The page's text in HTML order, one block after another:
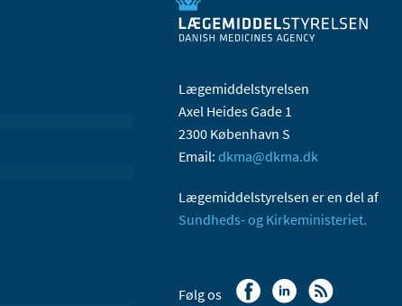
Lægemiddelstyrelsen
Axel Heides Gade 1
2300 København S
Email: dkma@dkma.dk
Lægemiddelstyrelsen er en del af
Sundheds- og Kirkeministeriet.
Følg os